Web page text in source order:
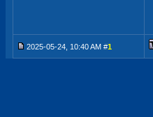
2025-05-24, 10:40 AM #1